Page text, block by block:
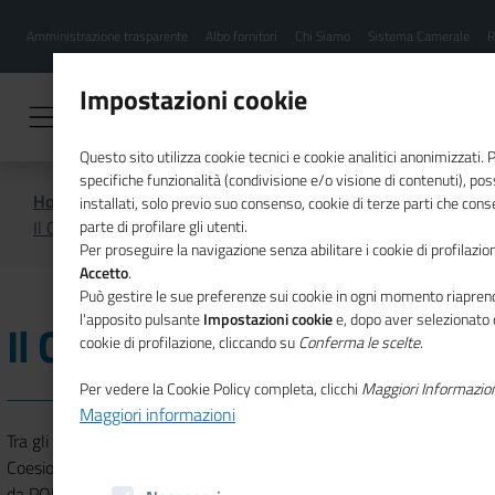
contenuto
Menu
hamburgher
Amministrazione trasparente Albo fornitori Chi Siamo Sistema Camerale
Home Osservatori economici
SISPRINT
Il Cruscotto di #SISPRINT
Il Cruscotto di #SISPRINT
Tra gli strumenti sviluppati da Unioncamere e Agenzia per la
Coesione territoriale, all’interno del progetto SISPRINT finanziato
Impostazioni cookie
Questo sito utilizza cookie tecnici e cookie analitici anonimizzati.
specifiche funzionalità (condivisione e/o visione di contenuti),
installati, solo previo suo consenso, cookie di terze parti che
parte di profilare gli utenti.
Per proseguire la navigazione senza abilitare i cookie di
Accetto.
Può gestire le sue preferenze sui cookie in ogni momento
l'apposito pulsanteImpostazioni cookiee, dopo aver
cookie di profilazione, cliccando suConferma le scelte.
Per vedere la Cookie Policy completa, clicchi Maggiori
Maggiori informazioni